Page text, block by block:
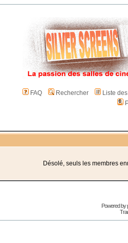
FAQ Rechercher
Liste
Désolé, seuls les membres
Powered by